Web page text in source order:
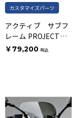
カスタマイズパーツ
アクティブ サブフ
レーム PROJECT
BIG-1
￥79,200 税込